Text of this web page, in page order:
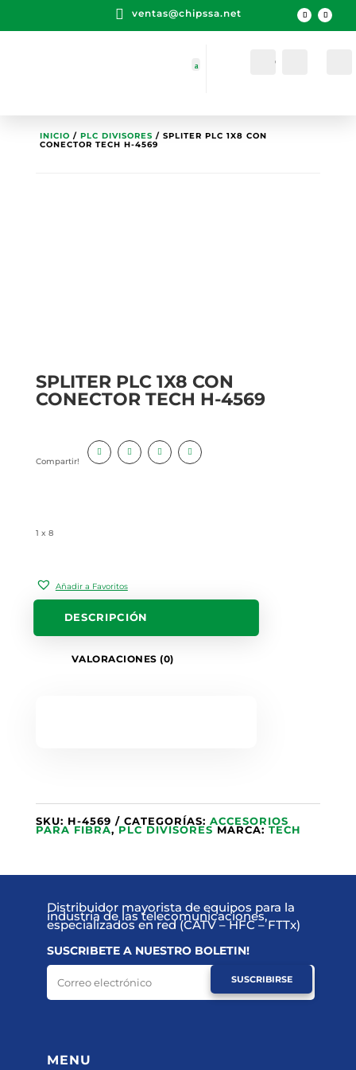
 ventas@chipssa.net
Cuenta
INICIO / PLC DIVISORES / SPLITER PLC 1X8 CON
CONECTOR TECH H-4569
SPLITER PLC 1X8 CON
CONECTOR TECH H-4569
Compartir!
1 x 8
Añadir a Favoritos
DESCRIPCIÓN
VALORACIONES (0)
SKU: H-4569 CATEGORÍAS: ACCESORIOS
PARA FIBRA,PLC DIVISORES MARCA: TECH
Distribuidor mayorista de equipos para la
industria de las telecomunicaciones,
especializados en red (CATV – HFC – FTTx)
SUSCRIBETE A NUESTRO BOLETIN!
SUSCRIBIRSE
MENU